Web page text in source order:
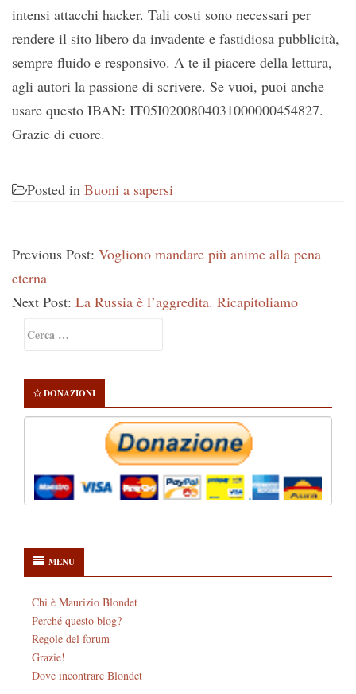
intensi attacchi hacker. Tali costi sono necessari per
rendere il sito libero da invadente e fastidiosa pubblicità,
sempre fluido e responsivo. A te il piacere della lettura,
agli autori la passione di scrivere. Se vuoi, puoi anche
usare questo IBAN: IT05I0200804031000000454827.
Grazie di cuore.
Posted in Buoni a sapersi
Previous Post: Vogliono mandare più anime alla pena
eterna
Next Post: La Russia è l’aggredita. Ricapitoliamo
Sidebar
per:
DONAZIONI
MENU
Chi è Maurizio Blondet
Perché questo blog?
Regole del forum
Grazie!
Dove incontrare Blondet